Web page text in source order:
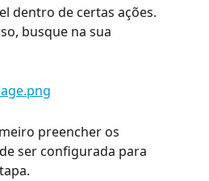
dentro de certas ações.
busque na sua
preencher os
ser configurada para